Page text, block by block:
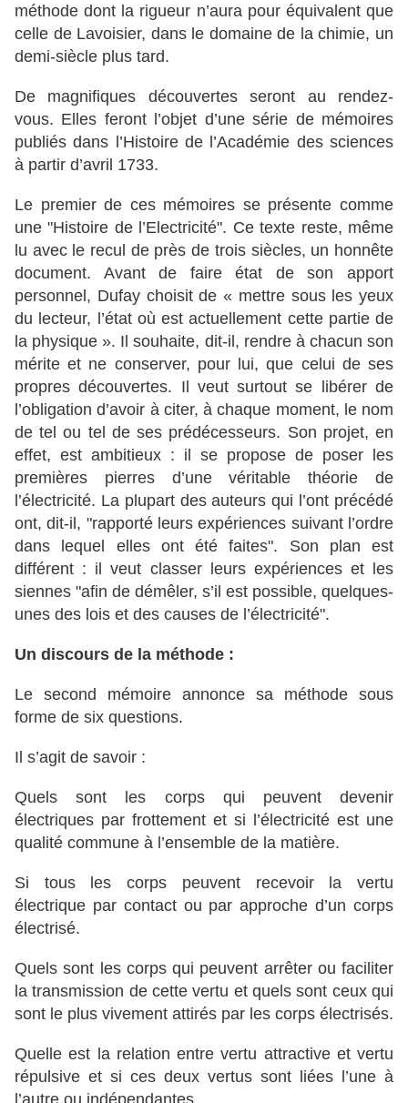
méthode dont la rigueur n’aura pour équivalent que
celle de Lavoisier, dans le domaine de la chimie, un
demi-siècle plus tard.
De magnifiques découvertes seront au rendez-
vous. Elles feront l’objet d’une série de mémoires
publiés dans l’Histoire de l’Académie des sciences
à partir d’avril 1733.
Le premier de ces mémoires se présente comme
une "Histoire de l’Electricité". Ce texte reste, même
lu avec le recul de près de trois siècles, un honnête
document. Avant de faire état de son apport
personnel, Dufay choisit de « mettre sous les yeux
du lecteur, l’état où est actuellement cette partie de
la physique ». Il souhaite, dit-il, rendre à chacun son
mérite et ne conserver, pour lui, que celui de ses
propres découvertes. Il veut surtout se libérer de
l’obligation d’avoir à citer, à chaque moment, le nom
de tel ou tel de ses prédécesseurs. Son projet, en
effet, est ambitieux : il se propose de poser les
premières pierres d’une véritable théorie de
l’électricité. La plupart des auteurs qui l’ont précédé
ont, dit-il, "rapporté leurs expériences suivant l’ordre
dans lequel elles ont été faites". Son plan est
différent : il veut classer leurs expériences et les
siennes "afin de démêler, s’il est possible, quelques-
unes des lois et des causes de l’électricité".
Un discours de la méthode :
Le second mémoire annonce sa méthode sous
forme de six questions.
Il s’agit de savoir :
Quels sont les corps qui peuvent devenir
électriques par frottement et si l’électricité est une
qualité commune à l’ensemble de la matière.
Si tous les corps peuvent recevoir la vertu
électrique par contact ou par approche d’un corps
électrisé.
Quels sont les corps qui peuvent arrêter ou faciliter
la transmission de cette vertu et quels sont ceux qui
sont le plus vivement attirés par les corps électrisés.
Quelle est la relation entre vertu attractive et vertu
répulsive et si ces deux vertus sont liées l’une à
l’autre ou indépendantes.